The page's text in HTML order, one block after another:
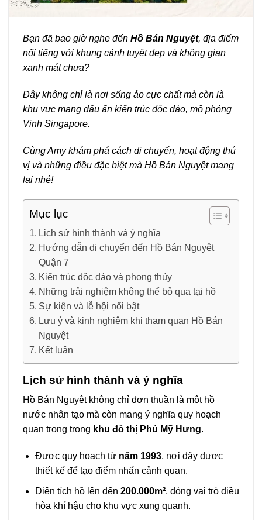
Bạn đã bao giờ nghe đến Hồ Bán Nguyệt, địa điểm
nổi tiếng với khung cảnh tuyệt đẹp và không gian
xanh mát chưa?
Đây không chỉ là nơi sống ảo cực chất mà còn là
khu vực mang dấu ấn kiến trúc độc đáo, mô phỏng
Vịnh Singapore.
Cùng Amy khám phá cách di chuyển, hoạt động thú
vị và những điều đặc biệt mà Hồ Bán Nguyệt mang
lại nhé!
Mục lục
Lịch sử hình thành và ý nghĩa
Hướng dẫn di chuyển đến Hồ Bán Nguyệt
Quận 7
Kiến trúc độc đáo và phong thủy
Những trải nghiệm không thể bỏ qua tại hồ
Sự kiện và lễ hội nổi bật
Lưu ý và kinh nghiệm khi tham quan Hồ Bán
Nguyệt
Kết luận
Lịch sử hình thành và ý nghĩa
Hồ Bán Nguyệt không chỉ đơn thuần là một hồ
nước nhân tạo mà còn mang ý nghĩa quy hoạch
quan trọng trong khu đô thị Phú Mỹ Hưng.
Được quy hoạch từ năm 1993, nơi đây được
thiết kế để tạo điểm nhấn cảnh quan.
Diện tích hồ lên đến 200.000m², đóng vai trò điều
hòa khí hậu cho khu vực xung quanh.